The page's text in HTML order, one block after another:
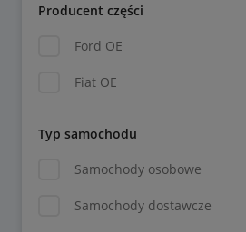
Producent części
Ford OE
Fiat OE
Typ samochodu
Samochody osobowe
Samochody dostawcze